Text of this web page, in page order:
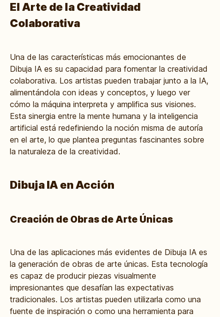
El Arte de la Creatividad
Colaborativa
Una de las características más emocionantes de
Dibuja IA es su capacidad para fomentar la creatividad
colaborativa. Los artistas pueden trabajar junto a la IA,
alimentándola con ideas y conceptos, y luego ver
cómo la máquina interpreta y amplifica sus visiones.
Esta sinergia entre la mente humana y la inteligencia
artificial está redefiniendo la noción misma de autoría
en el arte, lo que plantea preguntas fascinantes sobre
la naturaleza de la creatividad.
Dibuja IA en Acción
Creación de Obras de Arte Únicas
Una de las aplicaciones más evidentes de Dibuja IA es
la generación de obras de arte únicas. Esta tecnología
es capaz de producir piezas visualmente
impresionantes que desafían las expectativas
tradicionales. Los artistas pueden utilizarla como una
fuente de inspiración o como una herramienta para